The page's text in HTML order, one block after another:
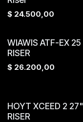
$ 24.500,00
WIAWIS ATF-EX 25
RISER
$ 26.200,00
HOYT XCEED 2 27"
RISER